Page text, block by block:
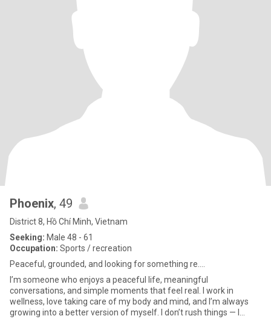
Phoenix, 49
District 8, Hồ Chí Minh, Vietnam
Seeking: Male 48 - 61
Occupation: Sports / recreation
Peaceful, grounded, and looking for something re….
I’m someone who enjoys a peaceful life, meaningful
conversations, and simple moments that feel real. I work in
wellness, love taking care of my body and mind, and I’m always
growing into a better version of myself. I don’t rush things — I